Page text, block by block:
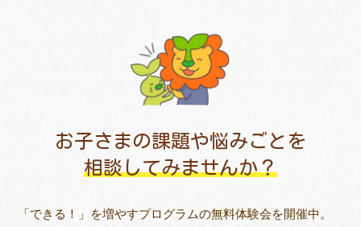
お子さまの課題や悩みごとを
相談してみませんか？
「できる！」を増やすプログラムの無料体験会を開催中。